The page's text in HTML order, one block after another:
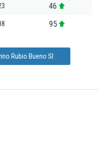
46
95
Rubio Bueno Sl